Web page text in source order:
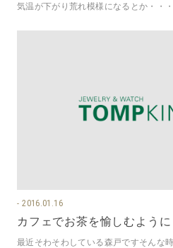
気温が下がり荒れ模様になるとか・・
2016.01.16
カフェでお茶を愉しむように
最近そわそわしている森戸ですそんな